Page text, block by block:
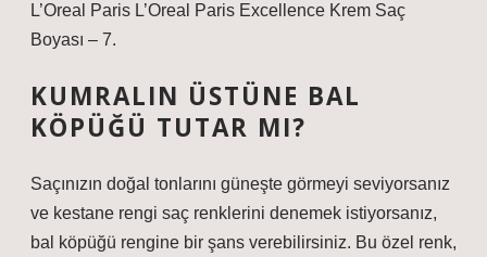
L’Oreal Paris L’Oreal Paris Excellence Krem Saç
Boyası – 7.
KUMRALIN ÜSTÜNE BAL
KÖPÜĞÜ TUTAR MI?
Saçınızın doğal tonlarını güneşte görmeyi seviyorsanız
ve kestane rengi saç renklerini denemek istiyorsanız,
bal köpüğü rengine bir şans verebilirsiniz. Bu özel renk,